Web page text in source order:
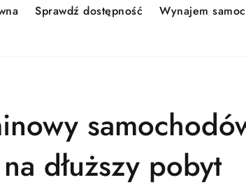
Sprawdź dostępność Wynajem
dłuższy pobyt